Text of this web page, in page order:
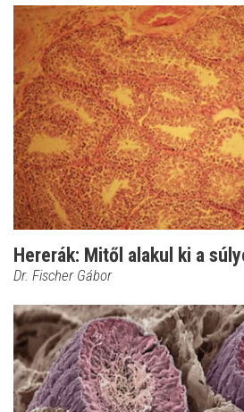
Hererák: Mitől alakul ki a
Dr. Fischer Gábor